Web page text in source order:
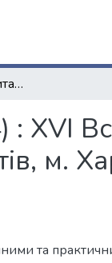
Хімічні Каразінські читання – 2024 (ХКЧ’24) : ХVI Всеукраїнська наукова конференція студентів та аспірантів, м. Харків, 30 квіт. 2024 р. : тези доповідей
: ХVI
м.
та